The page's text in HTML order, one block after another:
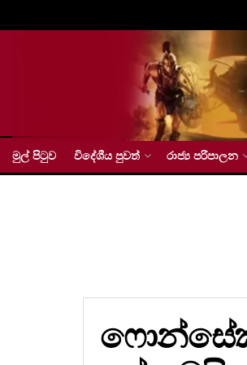
මුල් පිටුව විදේශීය පුවත් රාජ්‍ය පරිපාලන